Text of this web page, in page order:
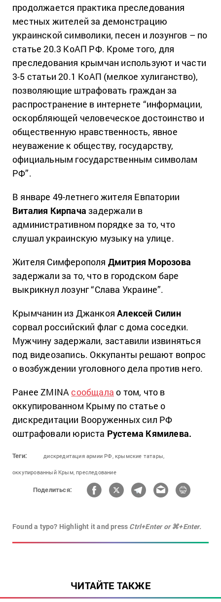
продолжается практика преследования
местных жителей за демонстрацию
украинской символики, песен и лозунгов – по
статье 20.3 КоАП РФ. Кроме того, для
преследования крымчан используют и части
3-5 статьи 20.1 КоАП (мелкое хулиганство),
позволяющие штрафовать граждан за
распространение в интернете “информации,
оскорбляющей человеческое достоинство и
общественную нравственность, явное
неуважение к обществу, государству,
официальным государственным символам
РФ”.
В январе 49-летнего жителя Евпатории
Виталия Кирпача задержали в
административном порядке за то, что
слушал украинскую музыку на улице.
Жителя Симферополя Дмитрия Морозова
задержали за то, что в городском баре
выкрикнул лозунг “Слава Украине”.
Крымчанин из ДжанкояАлексей Силин
сорвал российский флаг с дома соседки.
Мужчину задержали, заставили извиняться
под видеозапись. Оккупанты решают вопрос
о возбуждении уголовного дела против него.
Ранее ZMINA сообщала о том, что в
оккупированном Крыму по статье о
дискредитации Вооруженных сил РФ
оштрафовали юриста Рустема Кямилева.
Теги: дискредитация армии РФ, крымские татары,
оккупированный Крым, преследование
Поделиться:
Found a typo? Highlight it and press Ctrl+Enter or ⌘+Enter.
ЧИТАЙТЕ ТАКЖЕ